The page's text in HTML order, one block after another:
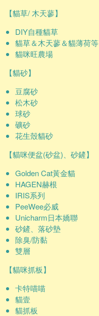
【貓草/ 木天蓼】
DIY自種貓草
貓草＆木天蓼＆貓薄荷等
貓咪旺農場
【貓砂】
豆腐砂
松木砂
球砂
礦砂
花生殼貓砂
【貓咪便盆(砂盆)、砂鏟】
Golden Cat黃金貓
HAGEN赫根
IRIS系列
PeeWee必威
Unicharm日本嬌聯
砂鏟、落砂墊
除臭/防黏
雙層
【貓咪抓板】
卡特喵喵
貓壹
貓抓板